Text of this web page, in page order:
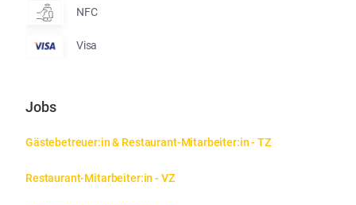
NFC
Visa
Jobs
Gästebetreuer:in & Restaurant-Mitarbeiter:in - TZ
Restaurant-Mitarbeiter:in - VZ